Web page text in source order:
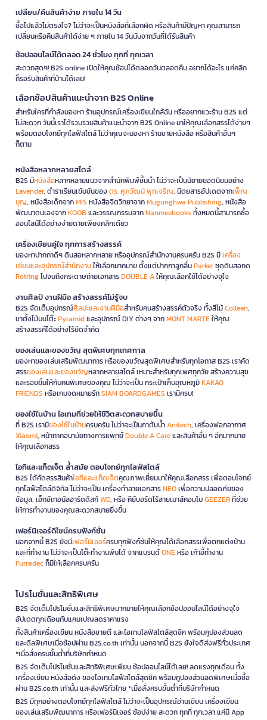
เปลี่ยน/คืนสินค้าง่าย ภายใน 14 วัน
ซื้อไปแล้วไม่ตรงใจ? ไม่ว่าจะเป็นหนังสือที่เลือกผิด หรือสินค้ามีปัญหา คุณสามารถ
เปลี่ยนหรือคืนสินค้าได้ง่าย ๆ ภายใน 14 วันนับจากวันที่ได้รับสินค้า
ช้อปออนไลน์ได้ตลอด 24 ชั่วโมง ทุกที่ ทุกเวลา
สะดวกสุดๆ! B2S online เปิดให้คุณช้อปได้ตลอดวันตลอดคืน อยากได้อะไร แค่คลิก
ก็รอรับสินค้าที่บ้านได้เลย!
เลือกช้อปสินค้าแนะนำจาก B2S Online
สำหรับใครที่กำลังมองหา ร้านอุปกรณ์เครื่องเขียนใกล้ฉัน หรืออยากแวะร้าน B2S แต่
ไม่สะดวก วันนี้เราได้รวบรวมสินค้าแนะนำจาก B2S Online มาให้คุณเลือกสรรได้ง่ายๆ
พร้อมตอบโจทย์ทุกไลฟ์สไตล์ ไม่ว่าคุณจะมองหา ร้านขายหนังสือ หรือสินค้าอื่นๆ
ก็ตาม
หนังสือหลากหลายสไตล์
B2S มีหนังสือหลากหลายแนวจากสำนักพิมพ์ชั้นนำ ไม่ว่าจะเป็นนิยายยอดนิยมอย่าง
Lavender, ตำราเรียนเข้มข้นของดร. ศุภวัฒน์ พุกเจริญ, นิตยสารอัปเดตจากเพ็ญ
บุญ, หนังสือเด็กจากMIS หนังสือจิตวิทยาจากMugunghwa Publishing, หนังสือ
พัฒนาตนเองจากKOOB และวรรณกรรมจากNanmeebooks ทั้งหมดนี้สามารถซื้อ
ออนไลน์ได้อย่างง่ายดายเพียงคลิกเดียว
เครื่องเขียนคู่ใจ ทุกการสร้างสรรค์
มองหาปากกาดีๆ ดินสอหลากหลาย หรืออุปกรณ์สำนักงานครบครัน B2S มีเครื่อง
เขียนและอุปกรณ์สำนักงานให้เลือกมากมาย ตั้งแต่ปากกาลูกลื่นParkerชุดดินสอกด
Rotringไปจนถึงกระดาษถ่ายเอกสารDOUBLE Aให้คุณเลือกใช้ได้อย่างจุใจ
งานศิลป์ งานฝีมือ สร้างสรรค์ไม่รู้จบ
B2S จัดเต็มอุปกรณ์ศิลปะและงานฝีมือสำหรับคนสร้างสรรค์ตัวจริง ทั้งสีไม้Colleen,
ขาตั้งไม้บนโต๊ะPyramidและอุปกรณ์ DIY ต่างๆ จากMONT MARTEให้คุณ
สร้างสรรค์ได้อย่างไร้ขีดจำกัด
ของเล่นและของขวัญ สุดพิเศษทุกเทศกาล
มองหาของเล่นเสริมพัฒนาการ หรือของขวัญสุดพิเศษสำหรับทุกโอกาส B2S เราคัด
สรรของเล่นและของขวัญหลากหลายสไตล์ เหมาะสำหรับทุกเพศทุกวัย สร้างความสุข
และรอยยิ้มให้กับคนพิเศษของคุณ ไม่ว่าจะเป็น กระเป๋าเก็บอุณหภูมิKAKAO
FRIENDS หรือเกมจดหมายรักSIAM BOARDGAMES เรามีครบ!
ของใช้ในบ้าน ไอเทมที่ช่วยให้ชีวิตสะดวกสบายขึ้น
ที่ B2S เรามีของใช้ในบ้านครบครัน ไม่ว่าจะเป็นกาต้มน้ำAnitech, เครื่องฟอกอากาศ
Xiaomi, หน้ากากอนามัยทางการแพทย์Double A Careและสินค้าอื่น ๆ อีกมากมาย
ให้คุณเลือกสรร
ไอทีและแก็ดเจ็ต ล้ำสมัย ตอบโจทย์ทุกไลฟ์สไตล์
B2S ได้คัดสรรสินค้าไอทีและแก็ดเจ็ตคุณภาพเยี่ยมมาให้คุณเลือกสรร เพื่อตอบโจทย์
ทุกไลฟ์สไตล์ดิจิทัล ไม่ว่าจะเป็น เครื่องทำลายเอกสารNEOเพื่อความปลอดภัยของ
ข้อมูล, เอ็กซ์เทอนัลฮาร์ดดิสก์WD, หรือ คีย์บอร์ดไร้สายเมาส์คอมโบGEEZERที่ช่วย
ให้การทำงานของคุณสะดวกสบายยิ่งขึ้น
เฟอร์นิเจอร์ดีไซน์ครบฟังก์ชั่น
นอกจากนี้ B2S ยังมีเฟอร์นิเจอร์ครบทุกฟังก์ชันให้คุณได้เลือกสรรเพื่อตกแต่งบ้าน
และที่ทำงาน ไม่ว่าจะเป็นโต๊ะทำงานพับได้ จากแบรนด์ONEหรือ เก้าอี้ทำงาน
Furradecก็มีให้เลือกครบครัน
โปรโมชั่นและสิทธิพิเศษ
B2S จัดเต็มโปรโมชั่นและสิทธิพิเศษมากมายให้คุณเลือกช้อปออนไลน์ได้อย่างจุใจ
อัปเดตทุกเดือนกับแคมเปญลดราคาแรง
ทั้งสินค้าเครื่องเขียน หนังสือขายดี และไอเทมไลฟ์สไตล์สุดชิค พร้อมคูปองส่วนลด
และดีลพิเศษเมื่อช้อปผ่าน B2S.co.th เท่านั้น นอกจากนี้ B2S ยังใจดีส่งฟรีทั่วประเทศ
*เมื่อสั่งครบขั้นต่ำที่บริษัทกำหนด
B2S จัดเต็มโปรโมชั่นและสิทธิพิเศษเพียบ ช้อปออนไลน์ได้เลย! ลดแรงทุกเดือน ทั้ง
เครื่องเขียน หนังสือดัง ของไอเทมไลฟ์สไตล์สุดชิค พร้อมคูปองส่วนลดพิเศษเมื่อซื้อ
ผ่าน B2S.co.th เท่านั้น และส่งฟรีทั่วไทย *เมื่อสั่งครบขั้นต่ำที่บริษัทกำหนด
B2S มีทุกอย่างตอบโจทย์ทุกไลฟ์สไตล์ ไม่ว่าจะเป็นอุปกรณ์อ่านเขียน เครื่องเขียน
ของเล่นเสริมพัฒนาการ หรือเฟอร์นิเจอร์ ช้อปง่าย สะดวก ทุกที่ ทุกเวลา แค่มี App